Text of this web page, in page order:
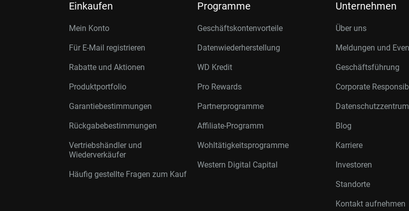
Einkaufen
Mein Konto
Für E-Mail registrieren
Rabatte und Aktionen
Produktportfolio
Garantiebestimmungen
Rückgabebestimmungen
Vertriebshändler und
Wiederverkäufer
Häufig gestellte Fragen zum Kauf
Programme
Geschäftskontenvorteile
Datenwiederherstellung
WD Kredit
Pro Rewards
Partnerprogramme
Affiliate-Programm
Wohltätigkeitsprogramme
Western Digital Capital
Unternehmen
Über uns
Meldungen und
Geschäftsführung
Corporate
Datenschutzzentrum
Blog
Karriere
Investoren
Standorte
Kontakt aufnehmen